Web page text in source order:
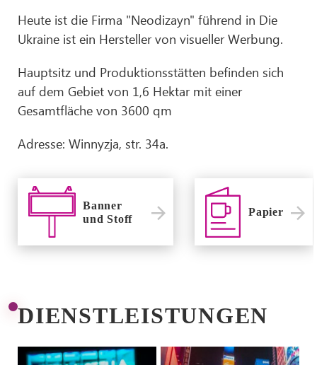
Heute ist die Firma "Neodizayn" führend in Die
Ukraine ist ein Hersteller von visueller Werbung.
Hauptsitz und Produktionsstätten befinden sich
auf dem Gebiet von 1,6 Hektar mit einer
Gesamtfläche von 3600 qm
Adresse: Winnyzja, str. 34a.
Banner
und Stoff
Papier
DIENSTLEISTUNGEN